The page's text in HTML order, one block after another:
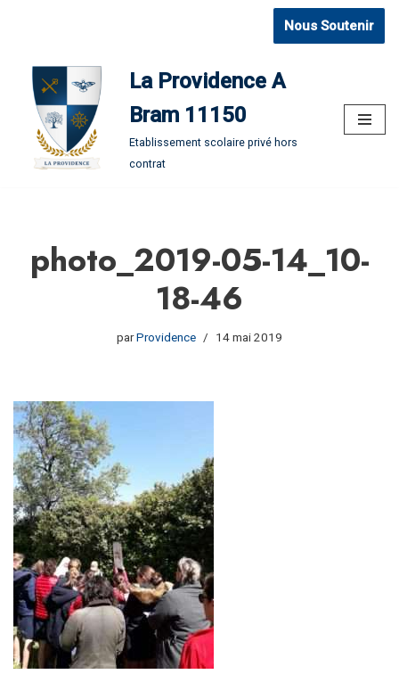
contenu
Nous Soutenir
La Providence A
Bram 11150
Etablissement scolaire privé hors
contrat
photo_2019-05-14_10-
18-46
parProvidence 14 mai 2019